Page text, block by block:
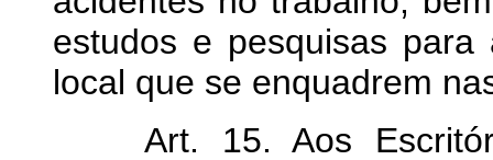
estudos e pesquisas
local que se enquadrem
Art. 15. Aos